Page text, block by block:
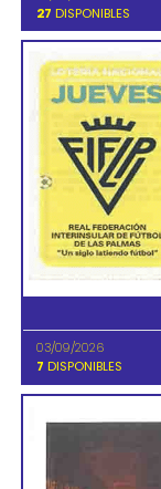
27 DISPONIBLES
03/09/2026
7 DISPONIBLES